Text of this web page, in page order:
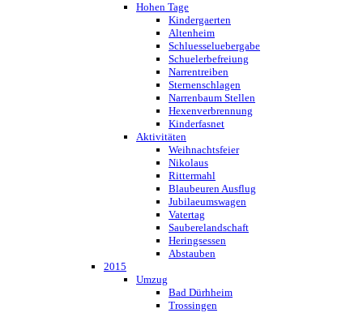
Hohen Tage
Kindergaerten
Altenheim
Schluesseluebergabe
Schuelerbefreiung
Narrentreiben
Sternenschlagen
Narrenbaum Stellen
Hexenverbrennung
Kinderfasnet
Aktivitäten
Weihnachtsfeier
Nikolaus
Rittermahl
Blaubeuren Ausflug
Jubilaeumswagen
Vatertag
Sauberelandschaft
Heringsessen
Abstauben
2015
Umzug
Bad Dürhheim
Trossingen